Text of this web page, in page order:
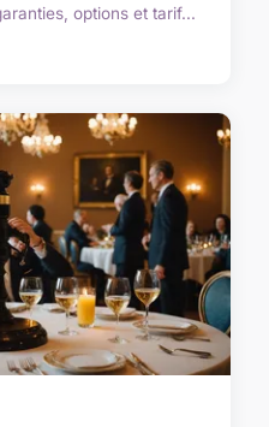
options et tarif...